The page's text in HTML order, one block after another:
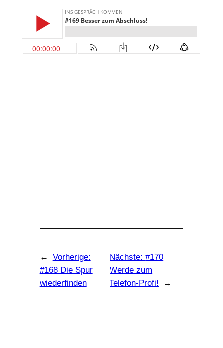
←
Vorherige:
#168 Die Spur
wiederfinden
Nächste:#170
Werde zum
Telefon-Profi!
→